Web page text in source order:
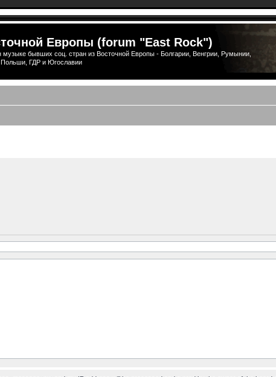
Европы (forum "East Rock")
бывших соц. стран из Восточной Европы - Болгарии, Венгрии, Румынии,
Польши, ГДР и Югославии